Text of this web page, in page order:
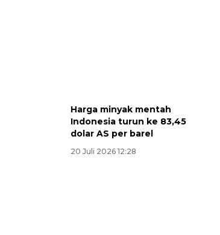
Harga minyak mentah
Indonesia turun ke 83,45
dolar AS per barel
20 Juli 2026 12:28